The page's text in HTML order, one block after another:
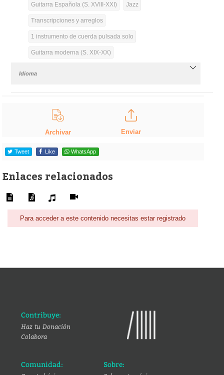
Guitarra Española (S. XVIII-XXI) Jazz
Transcripciones y arreglos
1 instrumento de cuerda pulsada solo
Guitarra moderna (S. XIX-XX)
Idioma
Archivar Enviar
Tweet Like WhatsApp
Enlaces relacionados
Para acceder a este contenido necesitas estar registrado
Contribuye:
Haz tu Donación
Colabora
Comunidad: Sobre: